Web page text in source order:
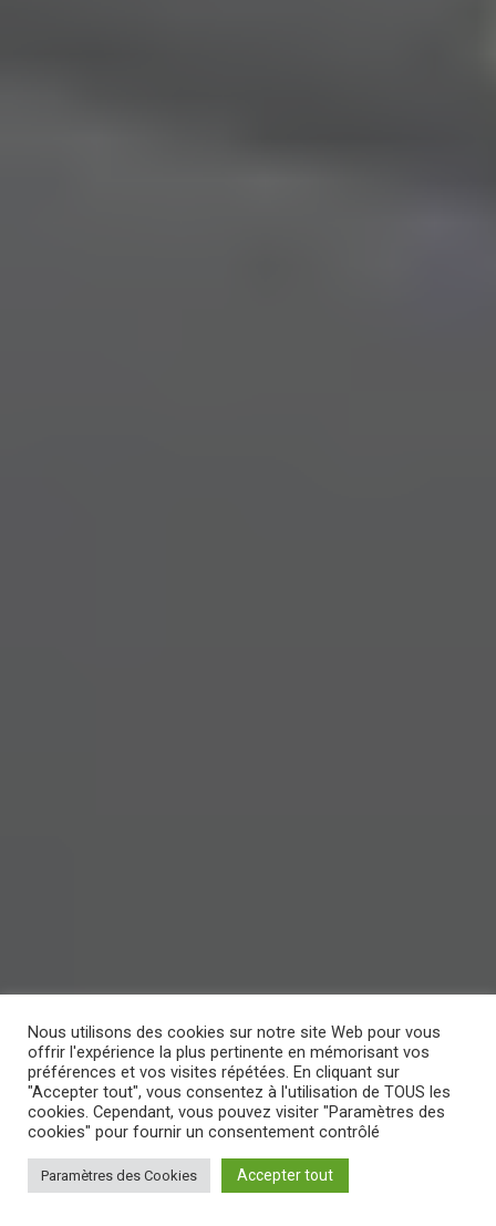
Nous utilisons des cookies sur notre site Web pour vous
offrir l'expérience la plus pertinente en mémorisant vos
préférences et vos visites répétées. En cliquant sur
"Accepter tout", vous consentez à l'utilisation de TOUS les
cookies. Cependant, vous pouvez visiter "Paramètres des
cookies" pour fournir un consentement contrôlé
Paramètres des Cookies Accepter tout